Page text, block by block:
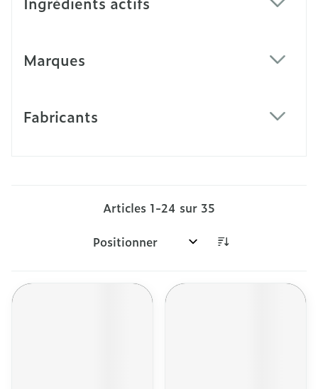
Marques
Fabricants
Articles 1-24 sur 35
Trier par: